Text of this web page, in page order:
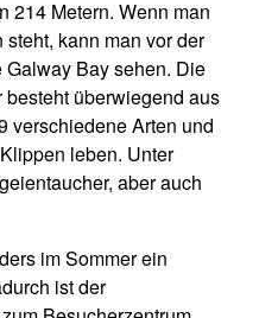
214 Metern. Wenn man
kann man vor der
Bay sehen. Die
überwiegend aus
verschiedene Arten und
leben. Unter
aber auch
im Sommer ein
ist der